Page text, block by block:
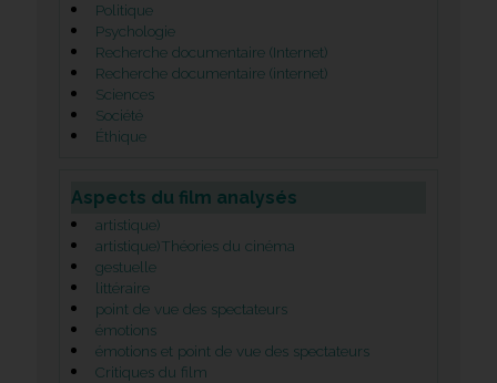
Politique
Psychologie
Recherche documentaire (Internet)
Recherche documentaire (internet)
Sciences
Société
Éthique
Aspects du film analysés
artistique)
artistique)Théories du cinéma
gestuelle
littéraire
point de vue des spectateurs
émotions
émotions et point de vue des spectateurs
Critiques du film